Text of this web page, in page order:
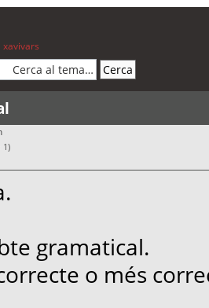
xavivars
1)
gramatical.
o més